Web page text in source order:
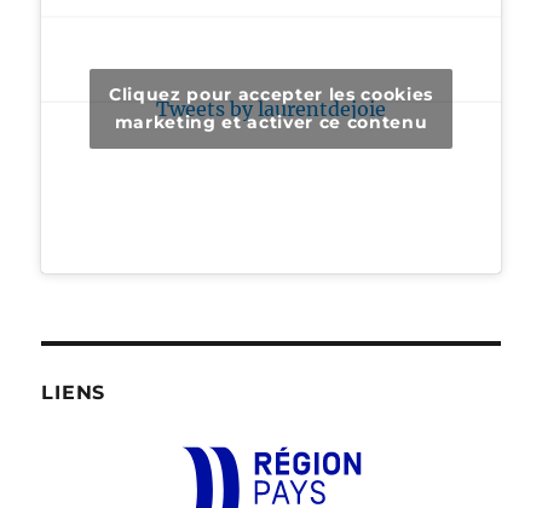
Tweets by laurentdejoie
Cliquez pour accepter les cookies
marketing et activer ce contenu
LIENS